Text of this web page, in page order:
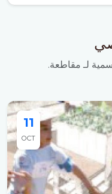
لـ مقاطعة.
11
OCT